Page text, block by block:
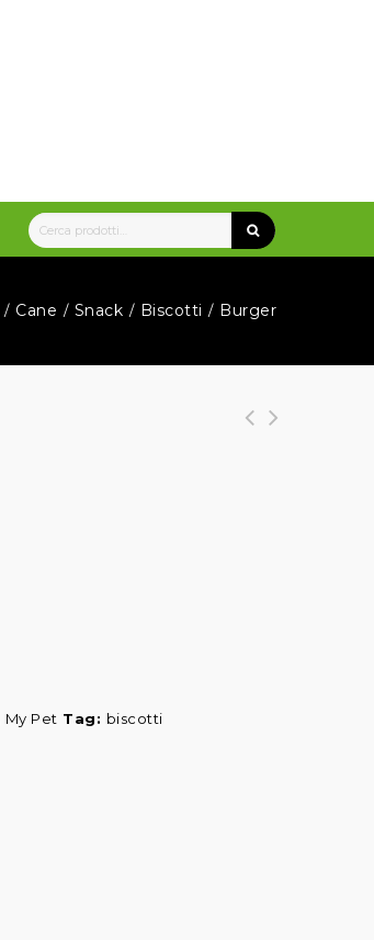
/ Cane / Snack / Biscotti / Burger
My Pet Tag: biscotti